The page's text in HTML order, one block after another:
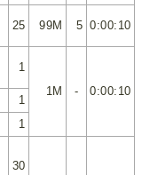
25 99M 5 0:00:10
1
1M
- 0:00:10
1
1
30